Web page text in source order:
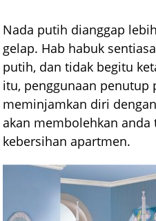
Nada putih dianggap
gelap. Hab habuk
putih, dan tidak begitu
itu, penggunaan penutup
meminjamkan diri
akan membolehkan
kebersihan apartmen.